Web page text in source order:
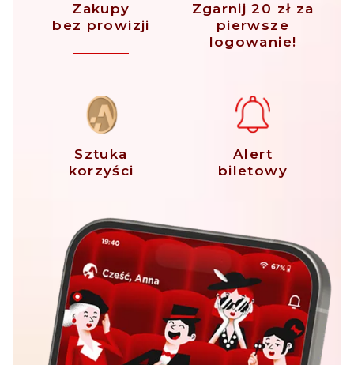
Zakupy
bez prowizji
Zgarnij 20 zł za
pierwsze
logowanie!
Sztuka
korzyści
Alert
biletowy